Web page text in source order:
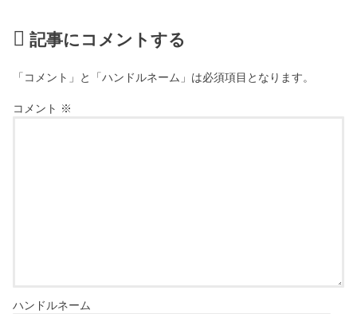
記事にコメントする
「コメント」と「ハンドルネーム」は必須項目となります。
コメント ※